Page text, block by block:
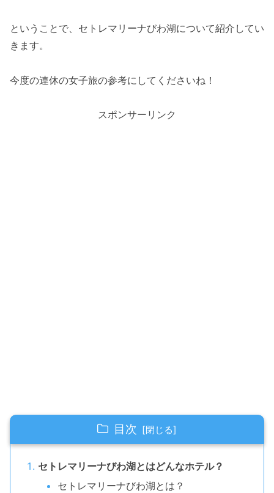
ということで、セトレマリーナびわ湖について紹介してい
きます。
今度の連休の女子旅の参考にしてくださいね！
スポンサーリンク
目次
セトレマリーナびわ湖とはどんなホテル？
セトレマリーナびわ湖とは？